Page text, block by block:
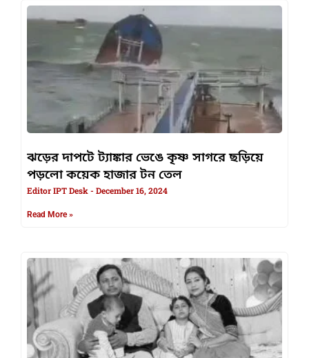
ঝড়ের দাপটে ট্যাঙ্কার ভেঙে কৃষ্ণ সাগরে ছড়িয়ে
পড়লো কয়েক হাজার টন তেল
Editor IPT Desk December 16, 2024
Read More »